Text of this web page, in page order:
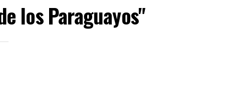
los Paraguayos"